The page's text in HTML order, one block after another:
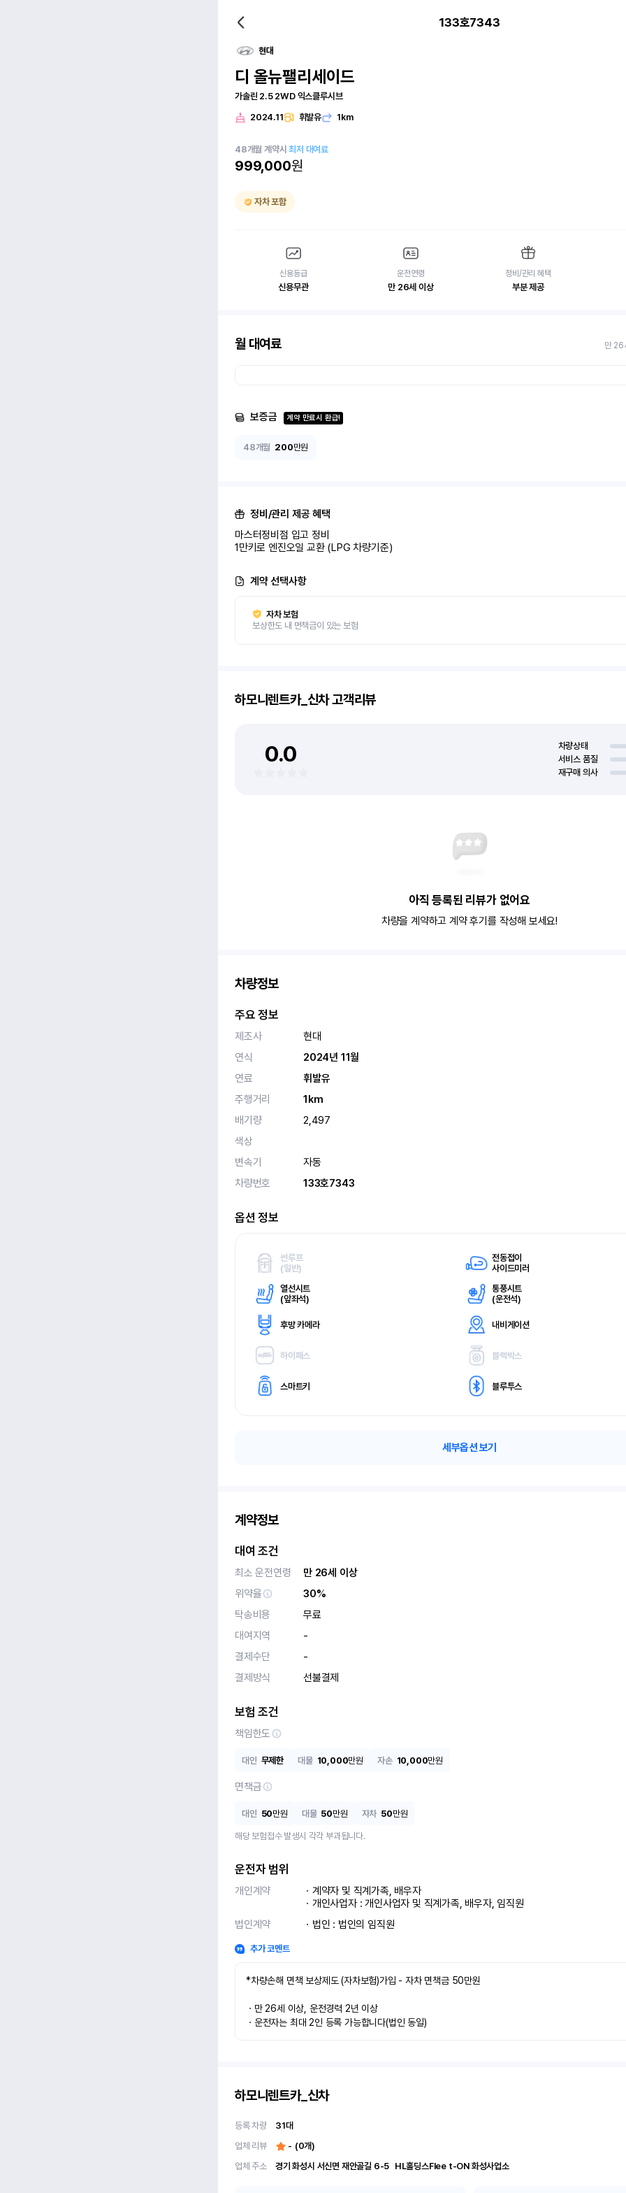
133호7343
현대
디 올뉴팰리세이드
가솔린 2.5 2WD 익스클루시브
2024.11 휘발유 1km
48개월 계약시최저 대여료
999,000원
자차 포함
신용등급
신용무관
운전연령
만 26세 이상
정비/관리 혜택
부분 제공
월 대여료 만 26
보증금 계약 만료시 환급!
48개월 200만원
정비/관리 제공 혜택
마스터정비점 입고 정비
1만키로 엔진오일 교환 (LPG 차량기준)
계약 선택사항
자차 보험
보상한도 내 면책금이 있는 보험
하모니렌트카_신차고객리뷰
0.0 차량상태
서비스 품질
재구매 의사
아직 등록된 리뷰가 없어요
차량을 계약하고 계약 후기를 작성해 보세요!
차량정보
주요 정보
제조사
현대
연식
2024년 11월
연료
휘발유
주행거리
1km
배기량
2,497
색상
변속기
자동
차량번호
133호7343
옵션 정보
썬루프
(일반)
전동접이
사이드미러
열선시트
(앞좌석)
통풍시트
(운전석)
후방 카메라 내비게이션
하이패스 블랙박스
스마트키 블루투스
세부옵션 보기
계약정보
대여 조건
최소 운전연령
만 26세 이상
위약율
30%
탁송비용
무료
대여지역
-
결제수단
-
결제방식
선불결제
보험 조건
책임한도
대인 무제한 대물 10,000만원 자손 10,000만원
면책금
대인 50만원 대물 50만원 자차 50만원
해당 보험접수 발생시 각각 부과됩니다.
운전자 범위
개인계약
ㆍ계약자 및 직계가족, 배우자
ㆍ개인사업자 : 개인사업자 및 직계가족, 배우자, 임직원
법인계약
ㆍ법인 : 법인의 임직원
추가 코멘트
*차량손해 면책 보상제도 (자차보험)가입 - 자차 면책금 50만원
ㆍ만 26세 이상, 운전경력 2년 이상
ㆍ운전자는 최대 2인 등록 가능합니다(법인 동일)
하모니렌트카_신차
등록 차량 31대
업체 리뷰
- (0개)
업체 주소
경기 화성시 서신면 재안골길 6-5	 HL홀딩스Flee t-ON 화성사업소